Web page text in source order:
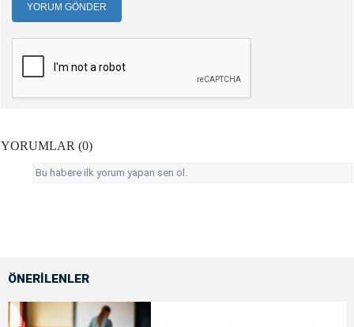
YORUM GÖNDER
YORUMLAR (0)
Bu habere ilk yorum yapan sen ol.
ÖNERİLENLER